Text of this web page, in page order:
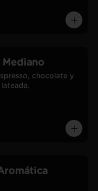
Mediano
chocolate y